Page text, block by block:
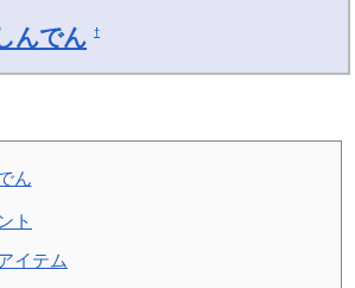
んでん †
ん
ト
イテム